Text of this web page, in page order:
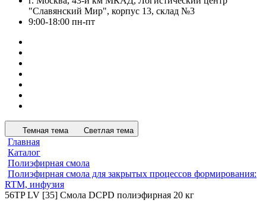
"Славянский Мир", корпус 13, склад №3
9:00-18:00 пн-пт
Темная тема Светлая тема
Главная
Каталог
Полиэфирная смола
Полиэфирная смола для закрытых процессов формирования:
RTM, инфузия
56TP LV [35] Смола DCPD полиэфирная 20 кг